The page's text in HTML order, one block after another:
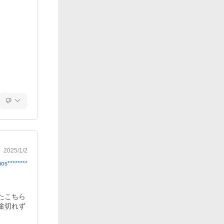
2025/1/2
こちら
切れず